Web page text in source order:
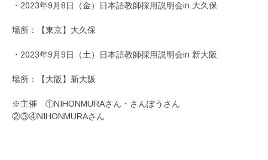
・2023年9月8日（金）日本語教師採用説明会in 大久保
場所：【東京】大久保
・2023年9月9日（土）日本語教師採用説明会in 新大阪
場所：【大阪】新大阪
※主催 ①NIHONMURAさん・さんぽうさん
②③④NIHONMURAさん